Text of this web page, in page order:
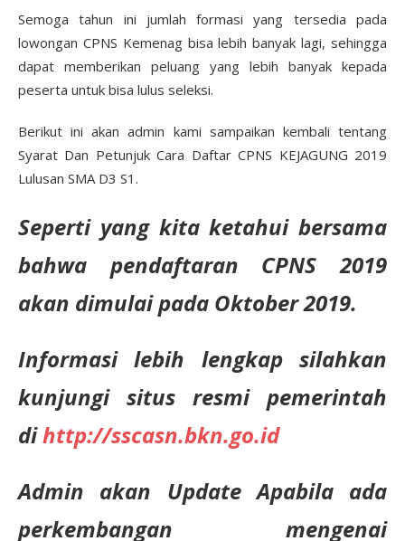
Semoga tahun ini jumlah formasi yang tersedia pada
lowongan CPNS Kemenag bisa lebih banyak lagi, sehingga
dapat memberikan peluang yang lebih banyak kepada
peserta untuk bisa lulus seleksi.
Berikut ini akan admin kami sampaikan kembali tentang
Syarat Dan Petunjuk Cara Daftar CPNS KEJAGUNG 2019
Lulusan SMA D3 S1.
Seperti yangkita ketahui bersama
bahwa pendaftaran CPNS 2019
akan dimulai pada Oktober 2019.
Informasi lebih lengkap silahkan
kunjungi situs resmi pemerintah
dihttp://sscasn.bkn.go.id
Admin akan UpdateApabila ada
perkembangan mengenai